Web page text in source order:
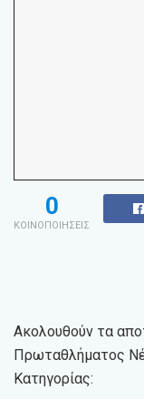
0
ΚΟΙΝΟΠΟΙΗΣΕΙΣ
Ακολουθούν τα
Πρωταθλήματος
Κατηγορίας: